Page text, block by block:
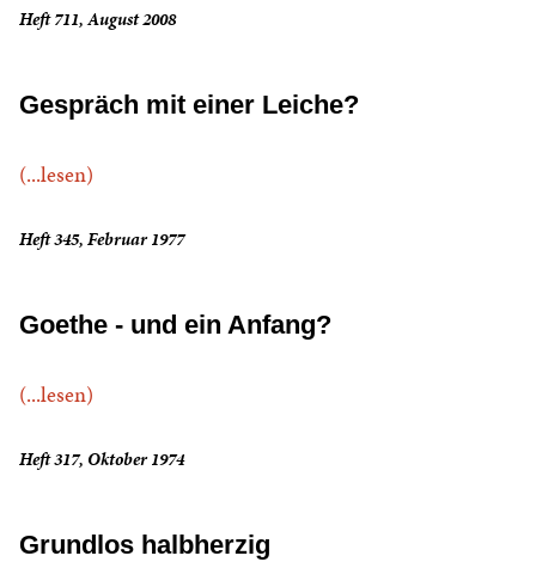
Heft 711, August 2008
Gespräch mit einer Leiche?
(...lesen)
Heft 345, Februar 1977
Goethe - und ein Anfang?
(...lesen)
Heft 317, Oktober 1974
Grundlos halbherzig